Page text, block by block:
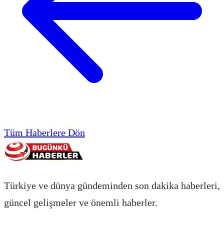
Tüm Haberlere Dön
Türkiye ve dünya gündeminden son dakika haberleri,
güncel gelişmeler ve önemli haberler.